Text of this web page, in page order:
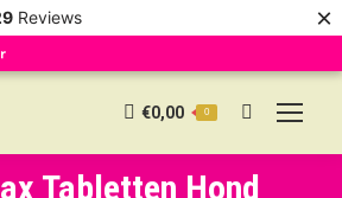
Reviews ×
€0,00 0 Search:
Tabletten Hond